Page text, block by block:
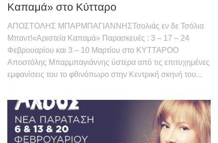
Καπαμά» στο Κύτταρο
ΑΠΟΣΤΟΛΗΣ ΜΠΑΡΜΠΑΓΙΑΝΝΗΣΤσολιάς εν δε Τσόλια
Μπαντ!«Αριστεία Καπαμά» Παρασκευές : 3 – 17 – 24
Φεβρουαρίου και 3 – 10 Μαρτίου στο ΚΥΤΤΑΡΟΟ
Αποστόλης Μπαρμπαγιάννης ύστερα από τις επιτυχημένες
εμφανίσεις του το φθινόπωρο στην Κεντρική σκηνή του...